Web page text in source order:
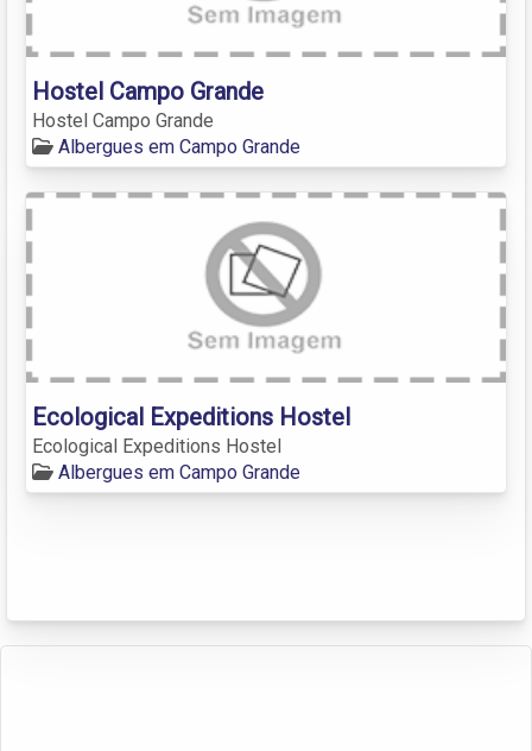
Hostel Campo Grande
Hostel Campo Grande
Albergues em Campo Grande
Ecological Expeditions Hostel
Ecological Expeditions Hostel
Albergues em Campo Grande